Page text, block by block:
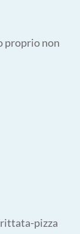
proprio non
pizza